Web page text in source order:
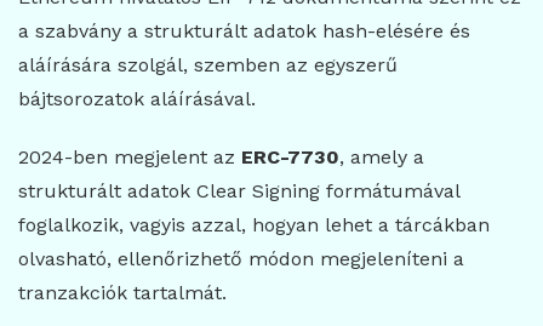
a szabvány a strukturált adatok hash-elésére és
aláírására szolgál, szemben az egyszerű
bájtsorozatok aláírásával.
2024-ben megjelent az ERC-7730, amely a
strukturált adatok Clear Signing formátumával
foglalkozik, vagyis azzal, hogyan lehet a tárcákban
olvasható, ellenőrizhető módon megjeleníteni a
tranzakciók tartalmát.